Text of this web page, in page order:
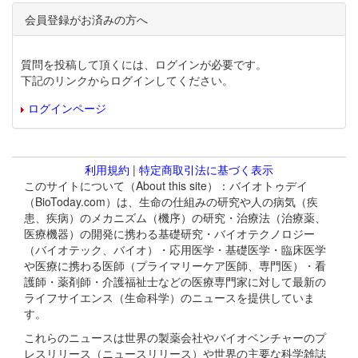
会員登録がお済みの方へ
質問を投稿して頂くには、ログインが必要です。
下記のリンクからログインしてください。
ログインページ
利用規約 | 特定商取引法に基づく表示
このサイトについて（About this site）：バイオトゥデイ
（BioToday.com）は、生命の仕組みの研究や人の病気（疾
患、疾病）のメカニズム（機序）の研究・治療法（治療薬、
医療機器）の開発に携わる基礎研究・バイオテクノロジー
（バイオテック、バイオ）・応用医学・基礎医学・臨床医学
や医療に携わる医師（プライマリーケア医師、専門医）・看
護師・薬剤師・介護福祉士などの医療専門家に対して最新の
ライフサイエンス（生命科学）のニュースを提供していま
す。
これらのニュースは世界の製薬会社やバイオベンチャーのプ
レスリリース（ニュースリリース）や世界の主要な科学雑誌